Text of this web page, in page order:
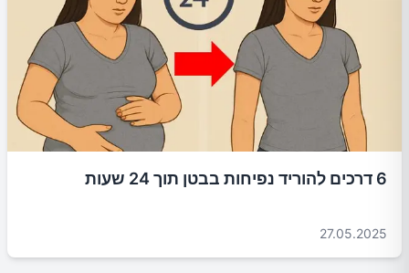
6 דרכים להוריד נפיחות בבטן תוך 24 שעות
27.05.2025